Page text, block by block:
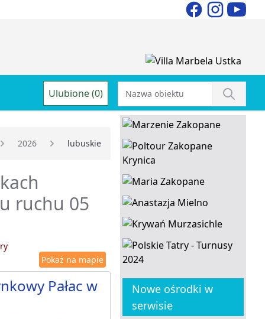
Ulubione (0)
2026 lubuskie
ruchu 05
Pokaż na mapie
Pałac w
Nowe ośrodki w
serwisie